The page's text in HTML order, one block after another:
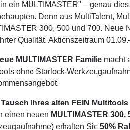
ein MULTIMASTER" – genau
Denn aus MultiTalent,
300, 500 und 700. Neue
Qualität. Aktionszeitraum
MULTIMASTER Familie macht
ohne Starlock-
Tausch Ihres alten FEIN Multitools
einen neuen MULTIMASTER 300,
erhalten Sie 50%